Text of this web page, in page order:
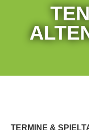
TERMINE &